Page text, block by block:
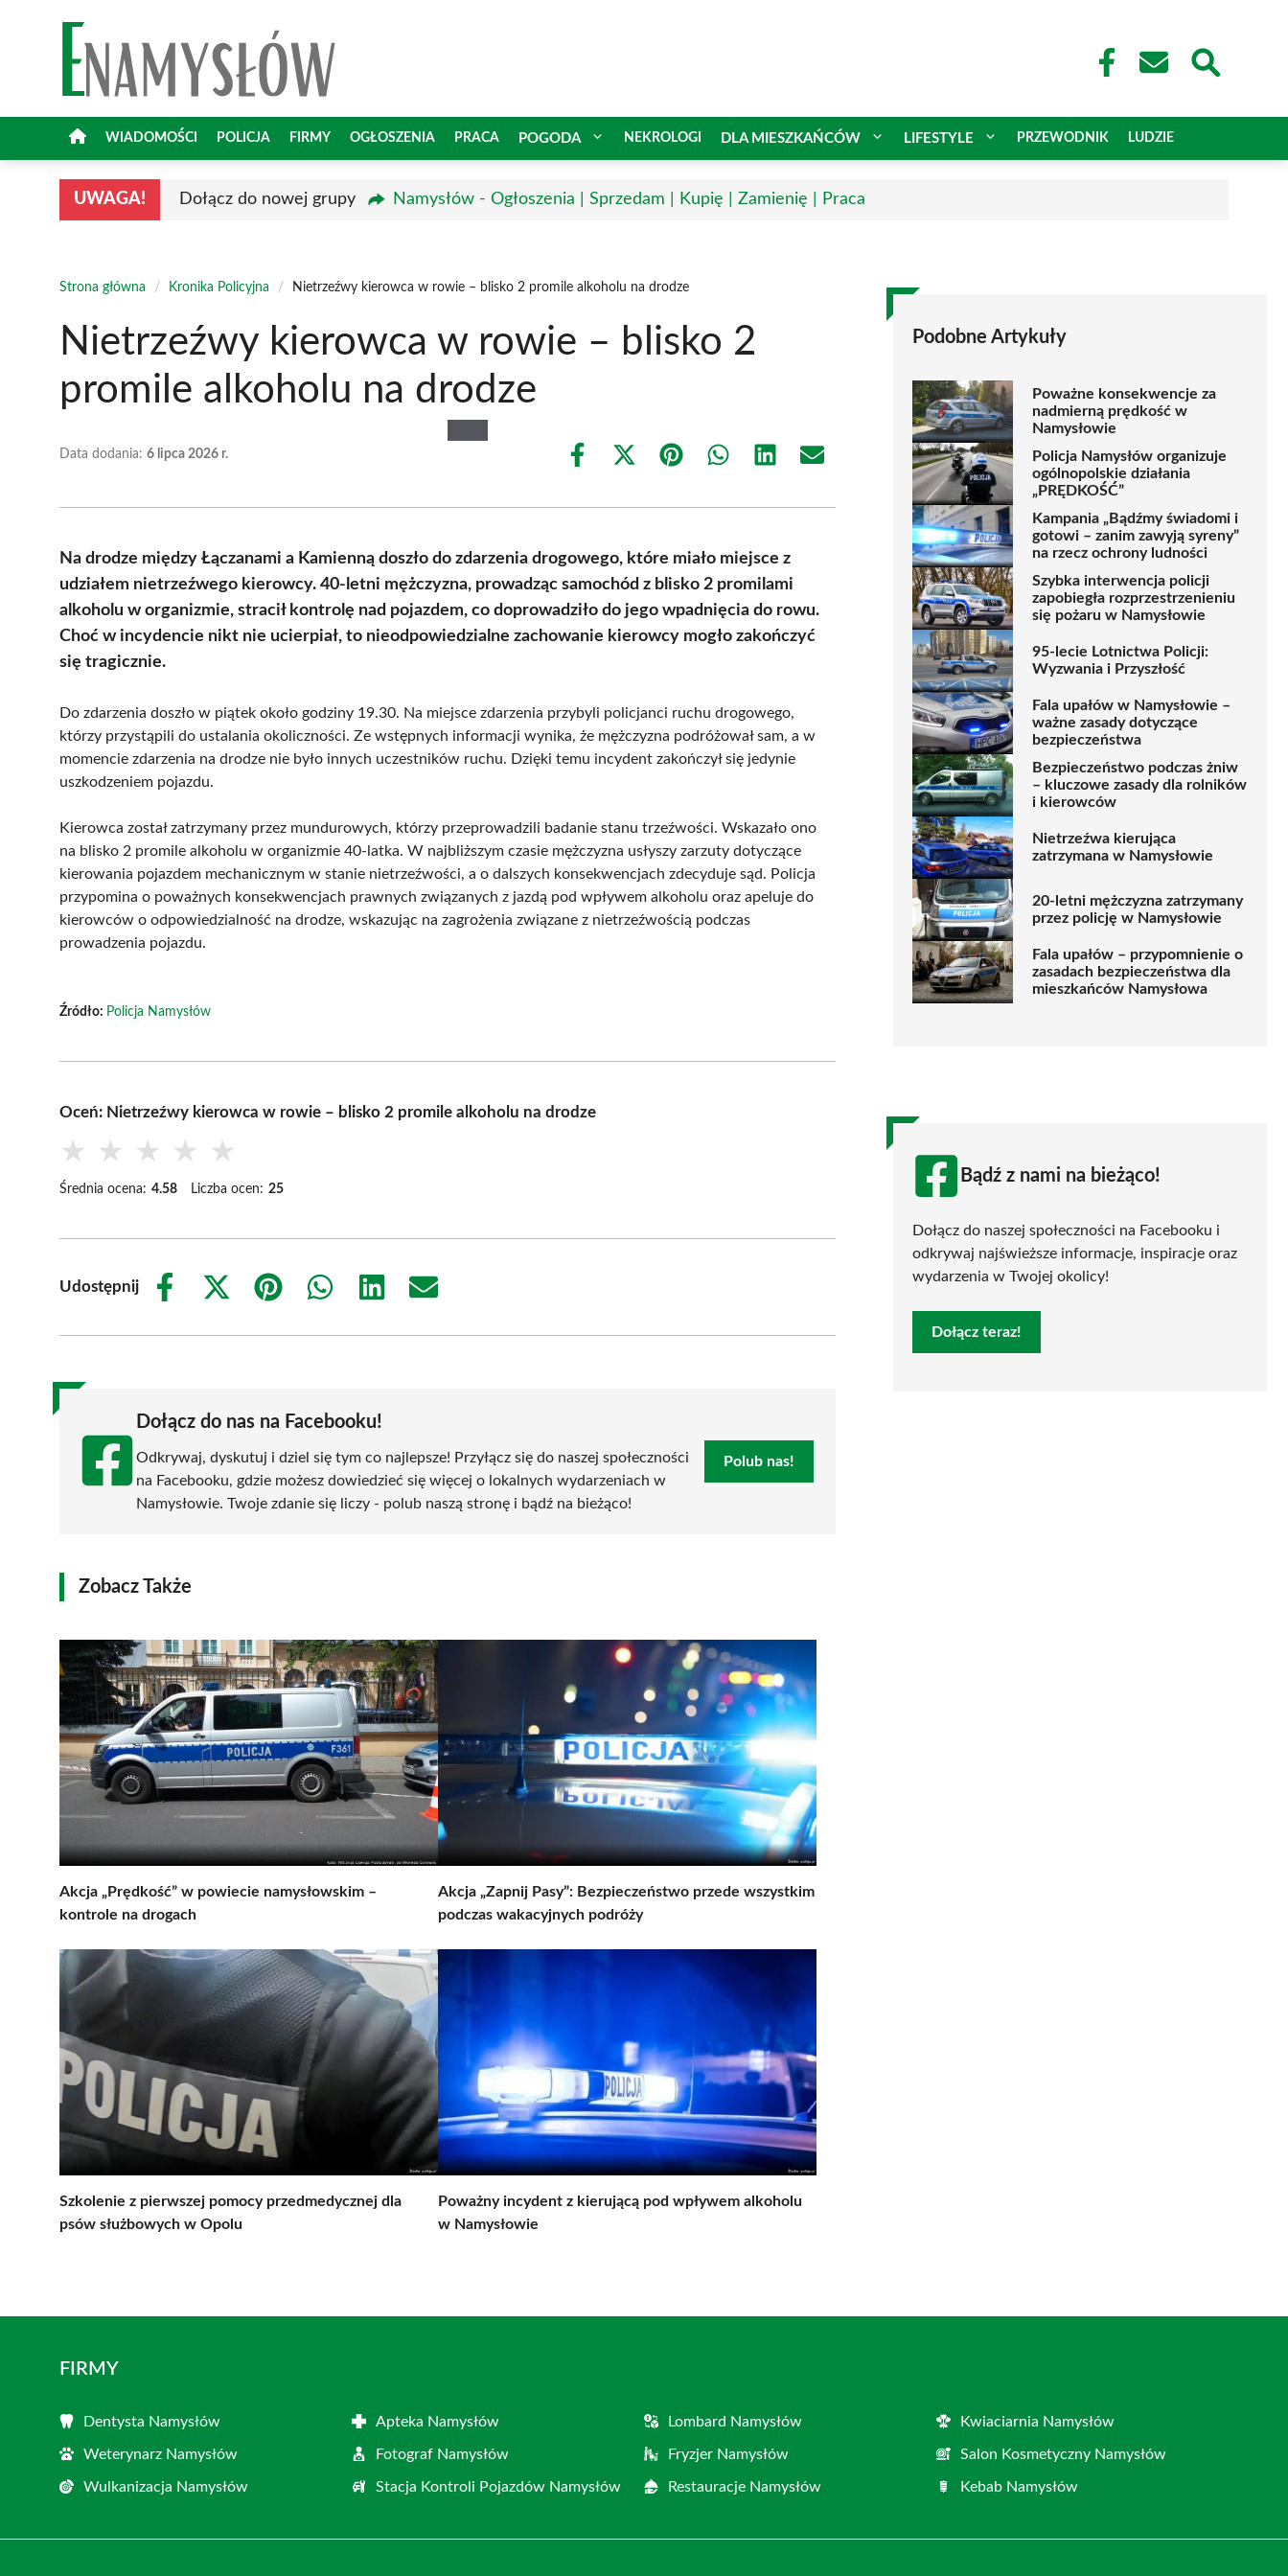
WIADOMOŚCI POLICJA FIRMY OGŁOSZENIA PRACA POGODA NEKROLOGI DLA MIESZKAŃCÓW LIFESTYLE PRZEWODNIK LUDZIE
UWAGA! Dołącz do nowej grupy Namysłów - Ogłoszenia | Sprzedam | Kupię | Zamienię | Praca
Strona główna / Kronika Policyjna / Nietrzeźwy kierowca w rowie – blisko 2 promile alkoholu na drodze
Nietrzeźwy kierowca w rowie – blisko 2
promile alkoholu na drodze
Data dodania: 6 lipca 2026 r.
Share
Share
(Twitter)
Share Share Share Share
Na drodze między Łączanami a Kamienną doszło do zdarzenia drogowego, które miało miejsce z
udziałem nietrzeźwego kierowcy. 40-letni mężczyzna, prowadząc samochód z blisko 2 promilami
alkoholu w organizmie, stracił kontrolę nad pojazdem, co doprowadziło do jego wpadnięcia do rowu.
Choć w incydencie nikt nie ucierpiał, to nieodpowiedzialne zachowanie kierowcy mogło zakończyć
się tragicznie.
Do zdarzenia doszło w piątek około godziny 19.30. Na miejsce zdarzenia przybyli policjanci ruchu drogowego,
którzy przystąpili do ustalania okoliczności. Ze wstępnych informacji wynika, że mężczyzna podróżował sam, a w
momencie zdarzenia na drodze nie było innych uczestników ruchu. Dzięki temu incydent zakończył się jedynie
uszkodzeniem pojazdu.
Kierowca został zatrzymany przez mundurowych, którzy przeprowadzili badanie stanu trzeźwości. Wskazało ono
na blisko 2 promile alkoholu w organizmie 40-latka. W najbliższym czasie mężczyzna usłyszy zarzuty dotyczące
kierowania pojazdem mechanicznym w stanie nietrzeźwości, a o dalszych konsekwencjach zdecyduje sąd. Policja
przypomina o poważnych konsekwencjach prawnych związanych z jazdą pod wpływem alkoholu oraz apeluje do
kierowców o odpowiedzialność na drodze, wskazując na zagrożenia związane z nietrzeźwością podczas
prowadzenia pojazdu.
Źródło: Policja Namysłów
Oceń: Nietrzeźwy kierowca w rowie – blisko 2 promile alkoholu na drodze
★ ★ ★ ★ ★
Średnia ocena: 4.58 Liczba ocen: 25
Udostępnij
Share
Share
(Twitter)
Share
Share
Share
Share
Dołącz do nas na Facebooku!
Odkrywaj, dyskutuj i dziel się tym co najlepsze! Przyłącz się do naszej społeczności
na Facebooku, gdzie możesz dowiedzieć się więcej o lokalnych wydarzeniach w
Namysłowie. Twoje zdanie się liczy - polub naszą stronę i bądź na bieżąco!
Polub nas!
Zobacz Także
Akcja „Prędkość” w powiecie namysłowskim –
kontrole na drogach
Akcja „Zapnij Pasy”: Bezpieczeństwo przede wszystkim
podczas wakacyjnych podróży
Szkolenie z pierwszej pomocy przedmedycznej dla
psów służbowych w Opolu
Poważny incydent z kierującą pod wpływem alkoholu
w Namysłowie
Podobne Artykuły
Poważne konsekwencje za
nadmierną prędkość w
Namysłowie
Policja Namysłów organizuje
ogólnopolskie działania
„PRĘDKOŚĆ”
Kampania „Bądźmy świadomi i
gotowi – zanim zawyją syreny”
na rzecz ochrony ludności
Szybka interwencja policji
zapobiegła rozprzestrzenieniu
się pożaru w Namysłowie
95-lecie Lotnictwa Policji:
Wyzwania i Przyszłość
Fala upałów w Namysłowie –
ważne zasady dotyczące
bezpieczeństwa
Bezpieczeństwo podczas żniw
– kluczowe zasady dla rolników
i kierowców
Nietrzeźwa kierująca
zatrzymana w Namysłowie
20-letni mężczyzna zatrzymany
przez policję w Namysłowie
Fala upałów – przypomnienie o
zasadach bezpieczeństwa dla
mieszkańców Namysłowa
Bądź z nami na bieżąco!
Dołącz do naszej społeczności na Facebooku i
odkrywaj najświeższe informacje, inspiracje oraz
wydarzenia w Twojej okolicy!
Dołącz teraz!
FIRMY
Dentysta Namysłów Apteka Namysłów Lombard Namysłów Kwiaciarnia Namysłów
Weterynarz Namysłów Fotograf Namysłów Fryzjer Namysłów Salon Kosmetyczny Namysłów
Wulkanizacja Namysłów Stacja Kontroli Pojazdów Namysłów Restauracje Namysłów Kebab Namysłów